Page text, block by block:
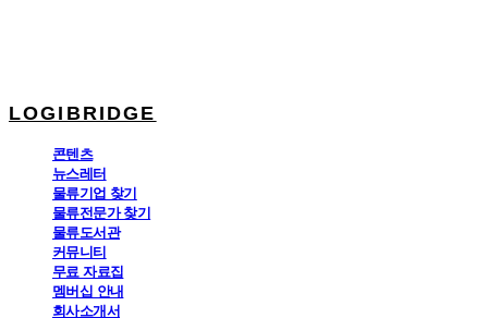
LOGIBRIDGE
콘텐츠
뉴스레터
물류기업 찾기
물류전문가 찾기
물류도서관
커뮤니티
무료 자료집
멤버십 안내
회사소개서